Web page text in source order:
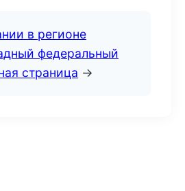
в регионе
федеральный
страница →